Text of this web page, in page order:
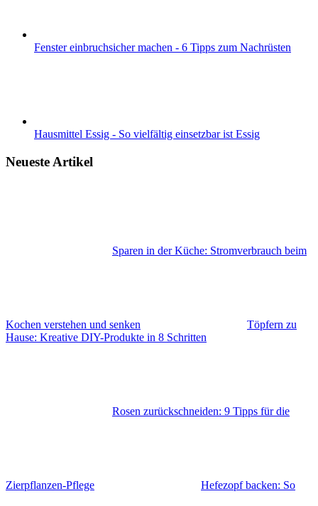
Fenster einbruchsicher machen - 6 Tipps zum Nachrüsten
Hausmittel Essig - So vielfältig einsetzbar ist Essig
Neueste Artikel
Sparen in der Küche: Stromverbrauch beim
Kochen verstehen und senken
Töpfern zu
Hause: Kreative DIY-Produkte in 8 Schritten
Rosen zurückschneiden: 9 Tipps für die
Zierpflanzen-Pflege Hefezopf backen: So